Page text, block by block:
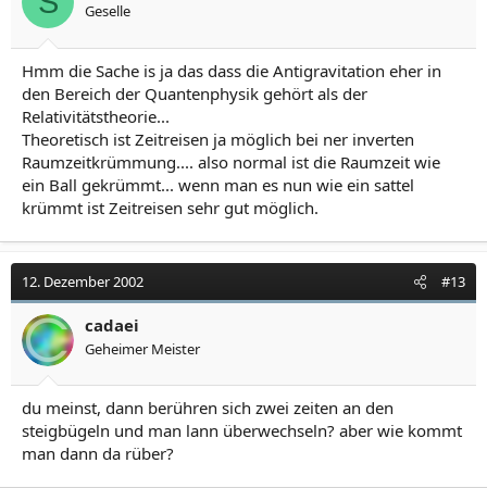
Geselle
Hmm die Sache is ja das dass die Antigravitation eher in
den Bereich der Quantenphysik gehört als der
Relativitätstheorie...
Theoretisch ist Zeitreisen ja möglich bei ner inverten
Raumzeitkrümmung.... also normal ist die Raumzeit wie
ein Ball gekrümmt... wenn man es nun wie ein sattel
krümmt ist Zeitreisen sehr gut möglich.
12. Dezember 2002 #13
cadaei
Geheimer Meister
du meinst, dann berühren sich zwei zeiten an den
steigbügeln und man lann überwechseln? aber wie kommt
man dann da rüber?